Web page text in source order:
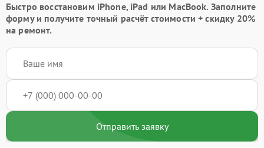
Быстро восстановим iPhone, iPad или MacBook. Заполните
формуи получите точный расчёт стоимости +скидку 20%
на ремонт.
Отправить заявку